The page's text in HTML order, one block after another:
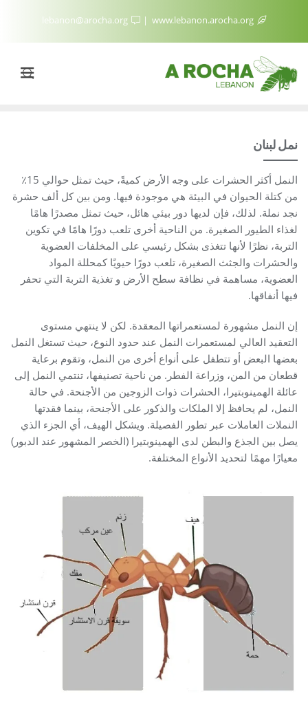
نمل لبنان
النمل أكثر الحشرات على وجه الأرض كميةً، حيث تمثل حوالي 15٪
من كتلة الحيوان في البيئة هي موجودة فيها. ومن بين كل ألف حشرة
نجد نملة. لذلك، فإن لديها دور بيئي هائل، حيث تمثل مصدرًا هامًا
لغذاء الطيور الصغيرة. من الناحية أخرى تلعب دورًا هامًا في تكوين
التربة، نظرًا لأنها تتغذى بشكل رئيسي على المخلفات العضوية
والحشرات والجثث الصغيرة، تلعب دورًا حيويًا كمحللة المواد
العضوية، مساهمة في نظافة سطح الأرض و تغذية التربة التي تحفر
فيها أنفاقها.
إن النمل مشهورة لمستعمراتها المعقدة. لكن لا ينتهي مستوى
التعقيد العالي لمستعمرات النمل عند حدود النوع، حيث تستغل النمل
بعضها البعض أو تتطفل على أنواع أخرى من النمل، وتقوم برعاية
قطعان من المن، وزراعة الفطر. من ناحية تصنيفها، تنتمي النمل إلى
عائلة الهمينوبتيرا، الحشرات ذوات الزوجين من الأجنحة. في حالة
النمل، لم يحافظ إلا الملكات والذكور على الأجنحة، بينما فقدتها
النملات العاملات عبر تطور الفصيلة. ويشكل الهيف، أي الجزء الذي
يصل بين الجذع والبطن لدى الهمينوبتيرا (الخصر المشهور عند الدبور)
معيارًا مهمًا لتحديد الأنواع المختلفة.